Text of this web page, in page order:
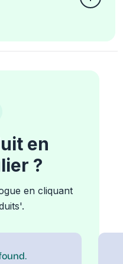
en
?
en cliquant